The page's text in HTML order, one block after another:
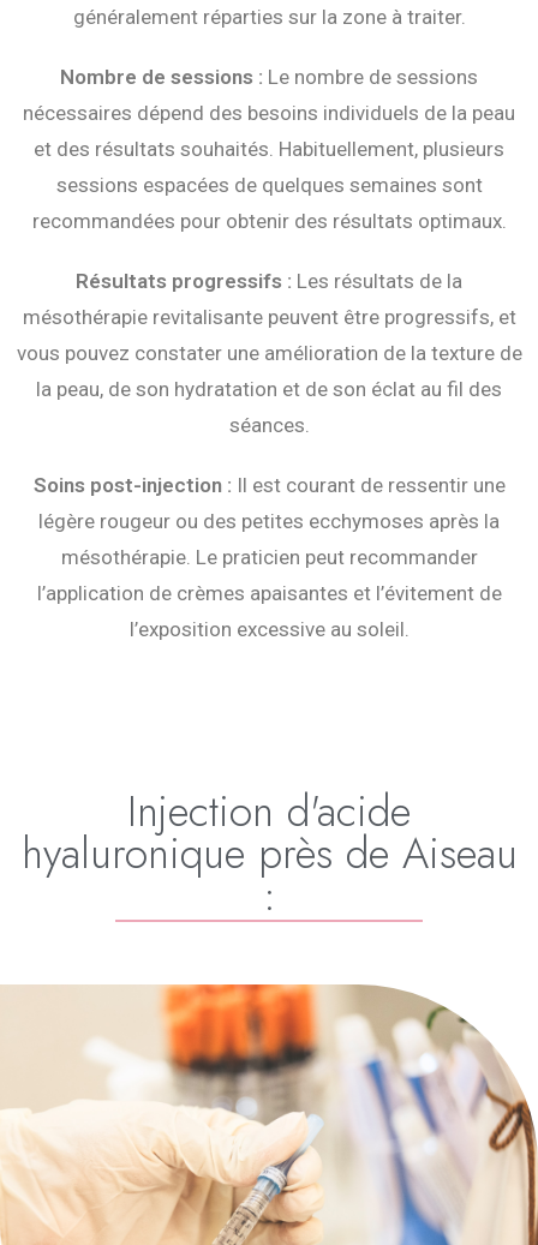
généralement réparties sur la zone à traiter.
Nombre de sessions : Le nombre de sessions
nécessaires dépend des besoins individuels de la peau
et des résultats souhaités. Habituellement, plusieurs
sessions espacées de quelques semaines sont
recommandées pour obtenir des résultats optimaux.
Résultats progressifs : Les résultats de la
mésothérapie revitalisante peuvent être progressifs, et
vous pouvez constater une amélioration de la texture de
la peau, de son hydratation et de son éclat au fil des
séances.
Soins post-injection : Il est courant de ressentir une
légère rougeur ou des petites ecchymoses après la
mésothérapie. Le praticien peut recommander
l’application de crèmes apaisantes et l’évitement de
l’exposition excessive au soleil.
Injection d'acide
hyaluronique près de Aiseau
: